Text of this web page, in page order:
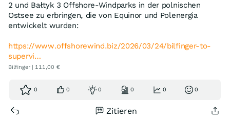
2 und Bałtyk 3 Offshore-Windparks in der polnischen
Ostsee zu erbringen, die von Equinor und Polenergia
entwickelt wurden:
https://www.offshorewind.biz/2026/03/24/bilfinger-to-
supervi…
Bilfinger | 111,00 €
0 0 0 0 0 0
Zitieren